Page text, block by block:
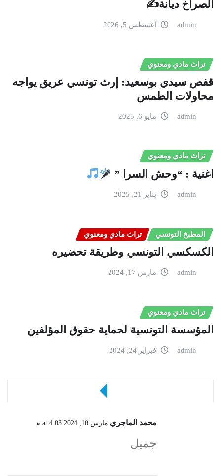
الصراخ ديانة✍️
admin أغسطس 5, 2026
تراث مادي ومعنوي
قفص سيدي بوسعيد: إرث تونسي عريق يواجه
محاولات الطمس
admin مايو 6, 2025
تراث مادي ومعنوي
اغنية : “وحش السرا ”
admin يناير 21, 2025
المطبخ التونسي تراث مادي ومعنوي
الكسكسي التونسي وطريقة تحضيره
admin مارس 17, 2024
تراث مادي ومعنوي
المؤسسة التونسية لحماية حقوق المؤلفين
admin فبراير 24, 2024
محمد الماجري مارس 10, 2024 at 4:03 م
جميل